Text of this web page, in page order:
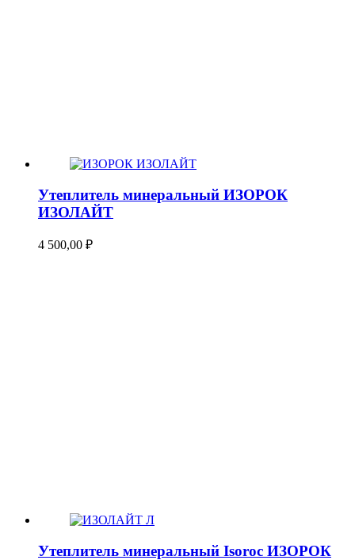
Утеплитель минеральный ИЗОРОК
ИЗОЛАЙТ
4 500,00 ₽
Утеплитель минеральный Isoroc ИЗОРОК